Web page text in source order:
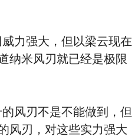
强大，但以梁云现在
纳米风刃就已经是极限
刃不是不能做到，但
风刃，对这些实力强大